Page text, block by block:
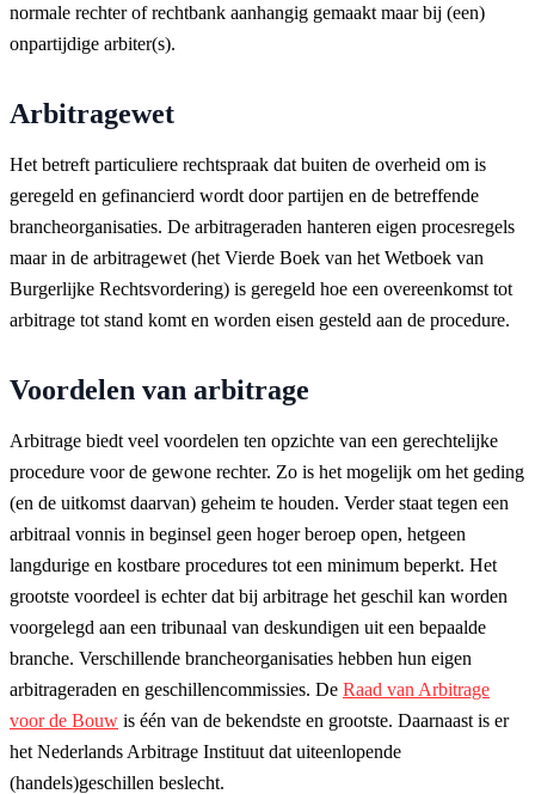
normale rechter of rechtbank aanhangig gemaakt maar bij (een)
onpartijdige arbiter(s).
Arbitragewet
Het betreft particuliere rechtspraak dat buiten de overheid om is
geregeld en gefinancierd wordt door partijen en de betreffende
brancheorganisaties. De arbitrageraden hanteren eigen procesregels
maar in de arbitragewet (het Vierde Boek van het Wetboek van
Burgerlijke Rechtsvordering) is geregeld hoe een overeenkomst tot
arbitrage tot stand komt en worden eisen gesteld aan de procedure.
Voordelen van arbitrage
Arbitrage biedt veel voordelen ten opzichte van een gerechtelijke
procedure voor de gewone rechter. Zo is het mogelijk om het geding
(en de uitkomst daarvan) geheim te houden. Verder staat tegen een
arbitraal vonnis in beginsel geen hoger beroep open, hetgeen
langdurige en kostbare procedures tot een minimum beperkt. Het
grootste voordeel is echter dat bij arbitrage het geschil kan worden
voorgelegd aan een tribunaal van deskundigen uit een bepaalde
branche. Verschillende brancheorganisaties hebben hun eigen
arbitrageraden en geschillencommissies. De Raad van Arbitrage
voor de Bouw is één van de bekendste en grootste. Daarnaast is er
het Nederlands Arbitrage Instituut dat uiteenlopende
(handels)geschillen beslecht.